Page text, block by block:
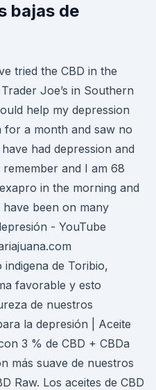
bajas de
tried the CBD in the
Joe’s in Southern
help my depression
a month and saw no
had depression and
and I am 68
in the morning and
been on many
- YouTube
de Toribio,
favorable y esto
de nuestros
la depresión | Aceite
3 % de CBD + CBDa
más suave de nuestros
Raw. Los aceites de CBD